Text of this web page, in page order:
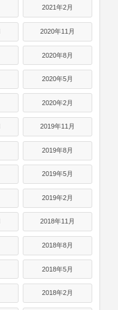
2021年2月
2020年11月
2020年8月
2020年5月
2020年2月
2019年11月
2019年8月
2019年5月
2019年2月
2018年11月
2018年8月
2018年5月
2018年2月